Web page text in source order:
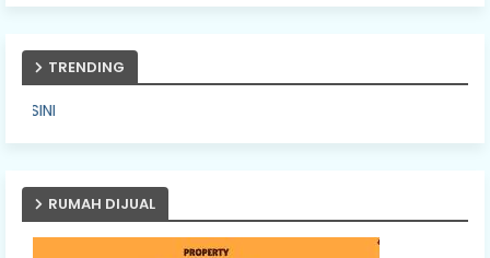
TRENDING
RUMAH DIJUAL